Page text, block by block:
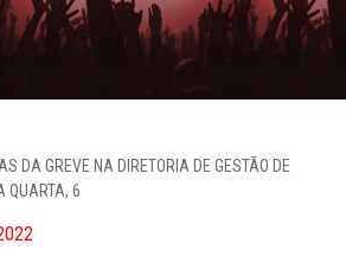
DA GREVE NA DIRETORIA DE GESTÃO DE
QUARTA, 6